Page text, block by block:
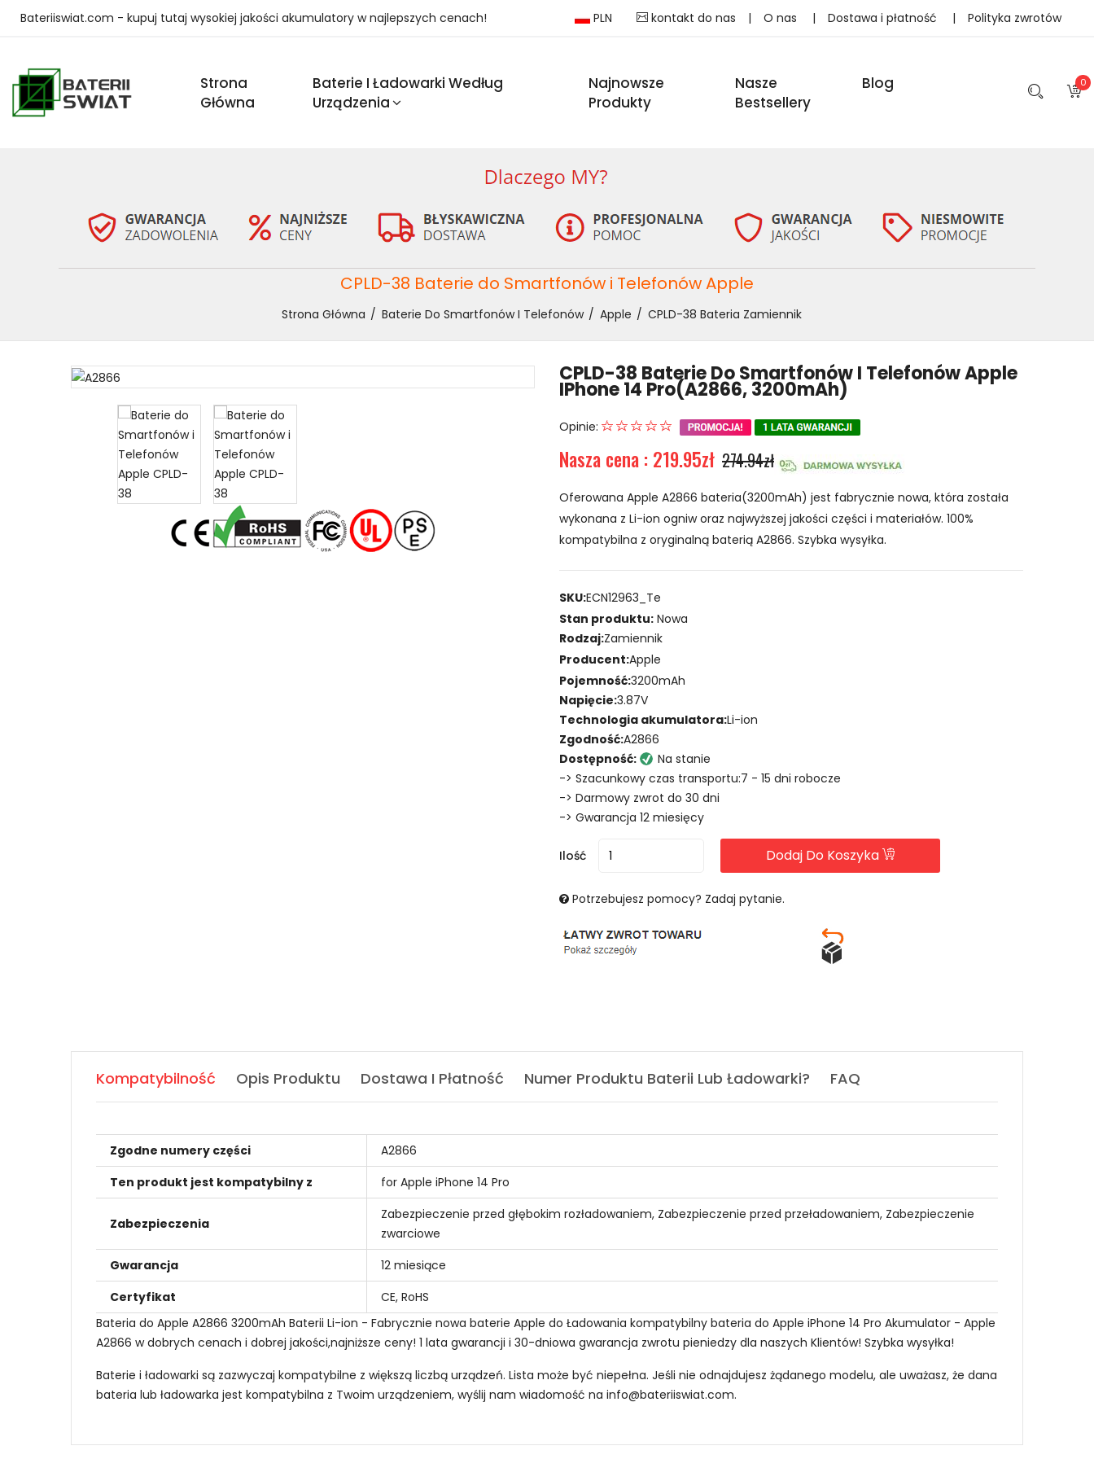
Bateriiswiat.com - kupuj tutaj wysokiej jakości akumulatory w najlepszych cenach! PLN kontakt do nas | O nas | Dostawa i płatność | Polityka zwrotów
Strona
Główna
Baterie I Ładowarki Według
Urządzenia
Najnowsze
Produkty
Nasze
Bestsellery
Blog 0
CPLD-38 Baterie do Smartfonów i Telefonów Apple
Strona Główna Baterie Do Smartfonów I Telefonów Apple CPLD-38 Bateria Zamiennik
CPLD-38 Baterie Do Smartfonów I Telefonów Apple
IPhone 14 Pro(A2866, 3200mAh)
Opinie:
Nasza cena : 219.95zł 274.94zł
Oferowana Apple A2866 bateria(3200mAh) jest fabrycznie nowa, która została
wykonana z Li-ion ogniw oraz najwyższej jakości części i materiałów. 100%
kompatybilna z oryginalną baterią A2866. Szybka wysyłka.
SKU:ECN12963_Te
Stan produktu: Nowa
Rodzaj:Zamiennik
Producent:Apple
Pojemność:3200mAh
Napięcie:3.87V
Technologia akumulatora:Li-ion
Zgodność:A2866
Dostępność:
Na stanie
-> Szacunkowy czas transportu:7 - 15 dni robocze
-> Darmowy zwrot do 30 dni
-> Gwarancja 12 miesięcy
Ilość Dodaj Do Koszyka
Potrzebujesz pomocy? Zadaj pytanie.
Kompatybilność Opis Produktu Dostawa I Płatność Numer Produktu Baterii Lub Ładowarki? FAQ
Zgodne numery części
A2866
Ten produkt jest kompatybilny z
for Apple iPhone 14 Pro
Zabezpieczenia
Zabezpieczenie przed głębokim rozładowaniem, Zabezpieczenie przed przeładowaniem, Zabezpieczenie
zwarciowe
Gwarancja
12 miesiące
Certyfikat
CE, RoHS
Bateria do Apple A2866 3200mAh Baterii Li-ion - Fabrycznie nowa baterie Apple do Ładowania kompatybilny bateria do Apple iPhone 14 Pro Akumulator - Apple
A2866 w dobrych cenach i dobrej jakości,najniższe ceny! 1 lata gwarancji i 30-dniowa gwarancja zwrotu pieniedzy dla naszych Klientów! Szybka wysyłka!
Baterie i ładowarki są zazwyczaj kompatybilne z większą liczbą urządzeń. Lista może być niepełna. Jeśli nie odnajdujesz żądanego modelu, ale uważasz, że dana
bateria lub ładowarka jest kompatybilna z Twoim urządzeniem, wyślij nam wiadomość na info@bateriiswiat.com.